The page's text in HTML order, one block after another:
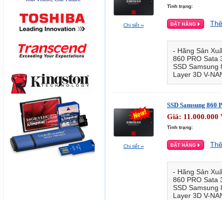
Chi tiết ››
Tình trạng:
- Hãng Sản
860 PRO Sata
SSD Samsung
Layer 3D V-
Chi tiết ››
SSD Samsung 860
Giá: 11.000.000
Tình trạng:
- Hãng Sản
860 PRO Sata
SSD Samsung
Layer 3D V-